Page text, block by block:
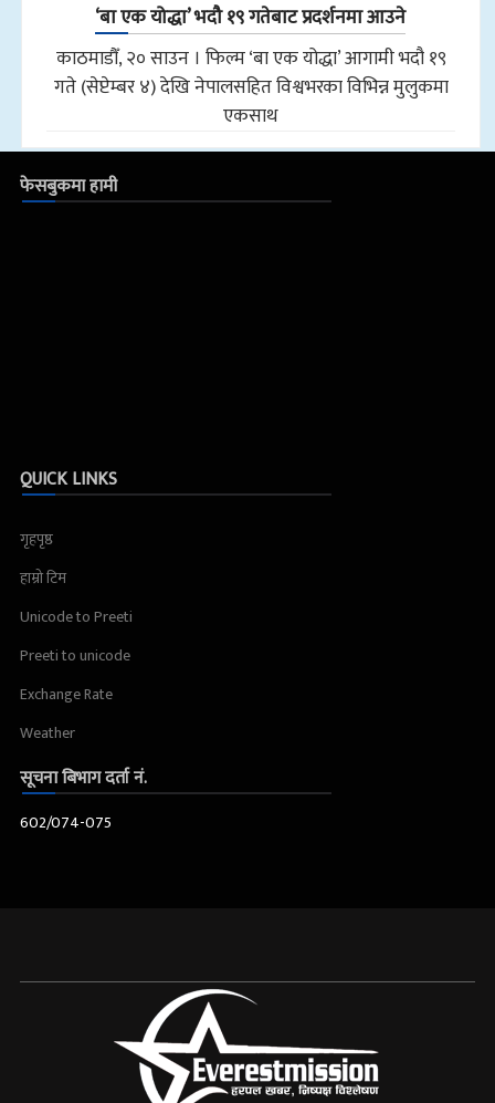
‘बा एक योद्धा’ भदौ १९ गतेबाट प्रदर्शनमा आउने
काठमाडौँ, २० साउन । फिल्म ‘बा एक योद्धा’ आगामी भदौ १९
गते (सेप्टेम्बर ४) देखि नेपालसहित विश्वभरका विभिन्न मुलुकमा
एकसाथ
फेसबुकमा हामी
QUICK LINKS
गृहपृष्ठ
हाम्रो टिम
Unicode to Preeti
Preeti to unicode
Exchange Rate
Weather
सूचना बिभाग दर्ता नं.
602/074-075